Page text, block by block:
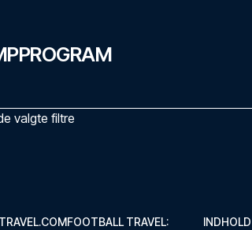
valgte filtre
FOOTBALL TRAVEL:
INDHOLD